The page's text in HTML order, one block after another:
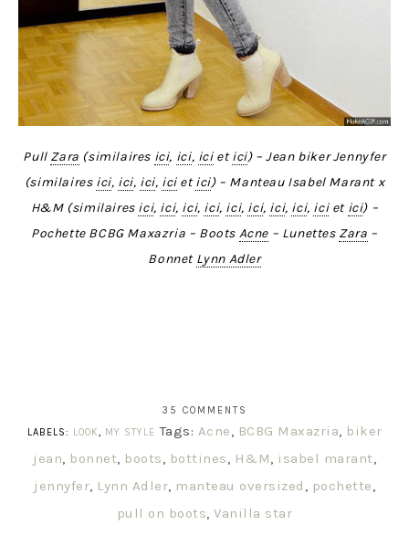
Pull Zara (similaires ici, ici, icietici) – Jean biker Jennyfer
(similaires ici, ici, ici, icietici) – Manteau Isabel Marant x
H&M (similaires ici, ici, ici, ici, ici, ici, ici, ici, iciet ici) –
Pochette BCBG Maxazria – Boots Acne – Lunettes Zara –
Bonnet Lynn Adler
35 COMMENTS
LABELS: LOOK, MY STYLE Tags: Acne, BCBG Maxazria, biker
jean, bonnet, boots, bottines, H&M, isabel marant,
jennyfer, Lynn Adler, manteau oversized , pochette,
pull on boots,Vanilla star